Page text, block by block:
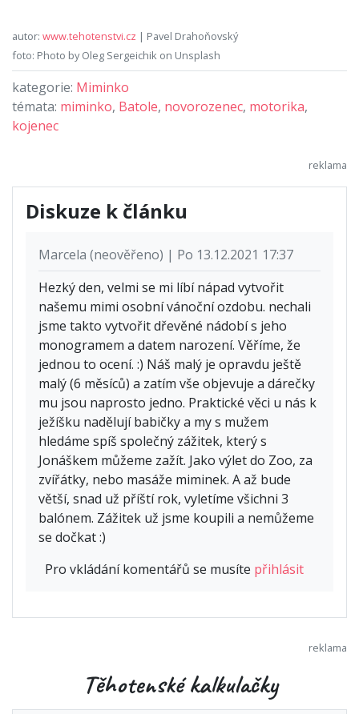
autor: www.tehotenstvi.cz | Pavel Drahoňovský
foto: Photo by Oleg Sergeichik on Unsplash
kategorie: Miminko
témata: miminko, Batole, novorozenec, motorika,
kojenec
Diskuze k článku
Marcela (neověřeno) | Po 13.12.2021 17:37
Hezký den, velmi se mi líbí nápad vytvořit
našemu mimi osobní vánoční ozdobu. nechali
jsme takto vytvořit dřevěné nádobí s jeho
monogramem a datem narození. Věříme, že
jednou to ocení. :) Náš malý je opravdu ještě
malý (6 měsíců) a zatím vše objevuje a dárečky
mu jsou naprosto jedno. Praktické věci u nás k
ježíšku nadělují babičky a my s mužem
hledáme spíš společný zážitek, který s
Jonáškem můžeme zažít. Jako výlet do Zoo, za
zvířátky, nebo masáže miminek. A až bude
větší, snad už příští rok, vyletíme všichni 3
balónem. Zážitek už jsme koupili a nemůžeme
se dočkat :)
Pro vkládání komentářů se musíte přihlásit
Těhotenské kalkulačky